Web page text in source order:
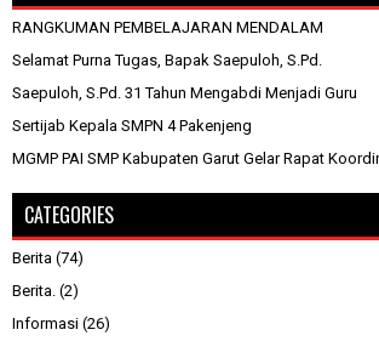
RANGKUMAN PEMBELAJARAN MENDALAM
Selamat Purna Tugas, Bapak Saepuloh, S.Pd.
Saepuloh, S.Pd. 31 Tahun Mengabdi Menjadi Guru
Sertijab Kepala SMPN 4 Pakenjeng
MGMP PAI SMP Kabupaten Garut Gelar Rapat
CATEGORIES
Berita (74)
Berita. (2)
Informasi (26)